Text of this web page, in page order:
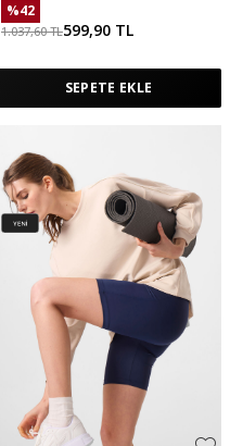
%42
1.037,60TL599,90 TL
SEPETE EKLE